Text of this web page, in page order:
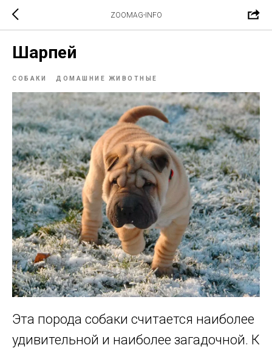
ZOOMAG-INFO
Шарпей
СОБАКИ ДОМАШНИЕ ЖИВОТНЫЕ
Эта порода собаки считается наиболее
удивительной и наиболее загадочной. К